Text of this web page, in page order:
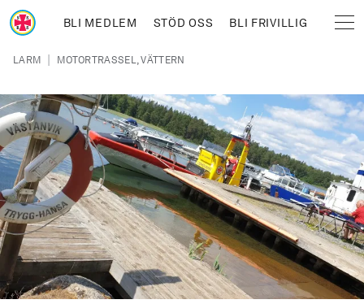
Hoppa till huvudinnehåll
BLI MEDLEM STÖD OSS BLI FRIVILLIG
Länkstig
LARM | MOTORTRASSEL, VÄTTERN